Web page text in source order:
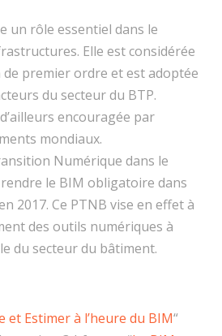
un rôle essentiel dans le
Elle est considérée
premier ordre et est adoptée
du secteur du BTP.
encouragée par
mondiaux.
Numérique dans le
le BIM obligatoire dans
2017. Ce PTNB vise en effet à
des outils numériques à
du secteur du bâtiment.
et Estimer à l’heure du BIM“